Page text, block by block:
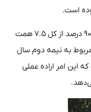
وزیر امور اقتصادی و دارایی تصریح کرد: ۹۰ درصد از کل ۷.۵ همت
به نیمه دوم سال
این امر اراده عملی